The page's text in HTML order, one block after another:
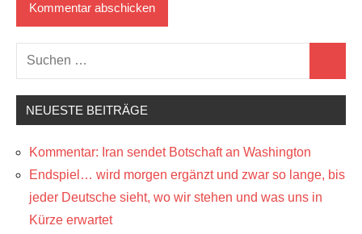
Suchen
nach:
NEUESTE BEITRÄGE
Kommentar: Iran sendet Botschaft an Washington
Endspiel… wird morgen ergänzt und zwar so lange, bis
jeder Deutsche sieht, wo wir stehen und was uns in
Kürze erwartet